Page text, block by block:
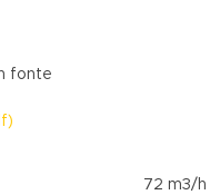
fonte
72 m3/h